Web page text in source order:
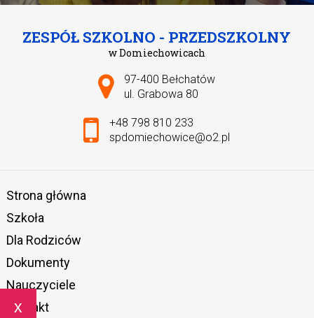
x
ZESPÓŁ SZKOLNO - PRZEDSZKOLNY
w Domiechowicach
Adres pocztowy:
97-400 Bełchatów
ul. Grabowa 80
+48 798 810 233
spdomiechowice@o2.pl
Strona główna
Szkoła
Dla Rodziców
Dokumenty
Nauczyciele
Kontakt